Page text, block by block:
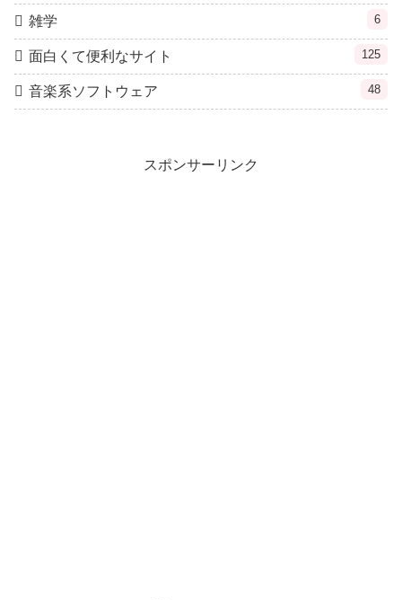
雑学 6
面白くて便利なサイト 125
音楽系ソフトウェア 48
スポンサーリンク